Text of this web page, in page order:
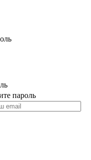
пароль